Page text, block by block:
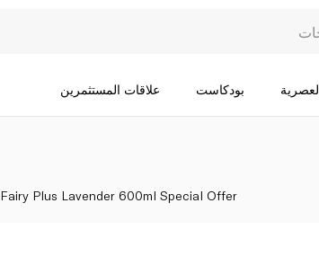
بودكاست علاقات المستثمرين
Fairy Plus Lavender 600ml Special Offer